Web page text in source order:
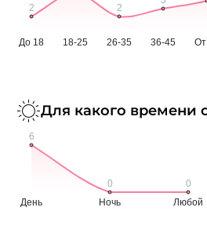
Для какого времени